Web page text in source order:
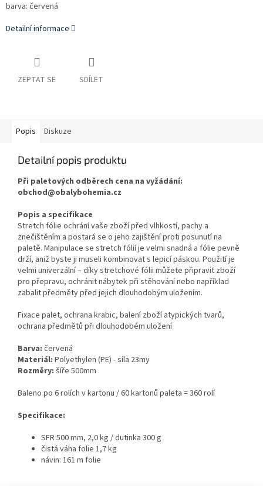
barva: červená
Detailní informace
ZEPTAT SE SDÍLET
Popis Diskuze
Detailní popis produktu
Při paletových odběrech cena na vyžádání:
obchod@obalybohemia.cz
Popis a specifikace
Stretch fólie ochrání vaše zboží před vlhkostí, pachy a
znečištěním a postará se o jeho zajištění proti posunutí na
paletě. Manipulace se stretch fólií je velmi snadná a fólie pevně
drží, aniž byste ji museli kombinovat s lepicí páskou. Použití je
velmi univerzální – díky stretchové fólii můžete připravit zboží
pro přepravu, ochránit nábytek při stěhování nebo například
zabalit předměty před jejich dlouhodobým uložením.
Fixace palet, ochrana krabic, balení zboží atypických tvarů,
ochrana předmětů při dlouhodobém uložení
Barva: červená
Materiál: Polyethylen (PE) - síla 23my
Rozměry: šíře 500mm
Baleno po 6 rolích v kartonu / 60 kartonů paleta = 360 rolí
Specifikace:
SFR 500 mm, 2,0 kg / dutinka 300 g
čistá váha folie 1,7 kg
návin: 161 m folie